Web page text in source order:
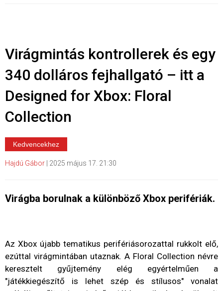
Virágmintás kontrollerek és egy
340 dolláros fejhallgató – itt a
Designed for Xbox: Floral
Collection
Kedvencekhez
Hajdú Gábor 2025 május 17. 21:30
Virágba borulnak a különböző Xbox perifériák.
Az Xbox újabb tematikus perifériásorozattal rukkolt elő,
ezúttal virágmintában utaznak. A Floral Collection névre
keresztelt gyűjtemény elég egyértelműen a
"játékkiegészítő is lehet szép és stílusos" vonalat